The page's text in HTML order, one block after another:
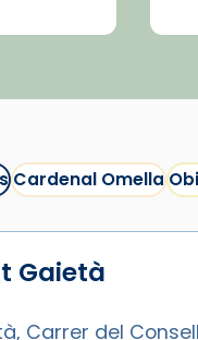
de
Cardenal Omella
Gaietà
Carrer del